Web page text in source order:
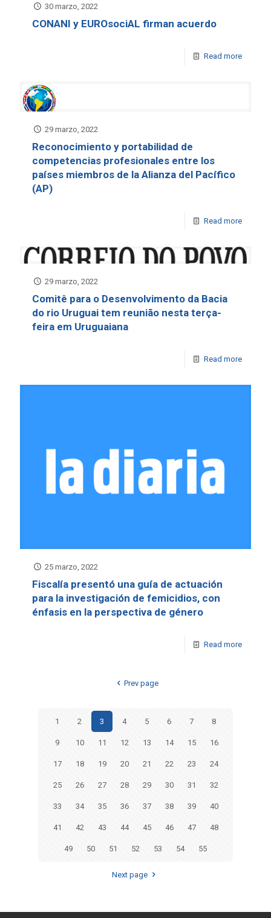
30 marzo, 2022
CONANI y EUROsociAL firman acuerdo
Read more
29 marzo, 2022
Reconocimiento y portabilidad de
competencias profesionales entre los
países miembros de la Alianza del Pacífico
(AP)
Read more
29 marzo, 2022
Comitê para o Desenvolvimento da Bacia
do rio Uruguai tem reunião nesta terça-
feira em Uruguaiana
Read more
25 marzo, 2022
Fiscalía presentó una guía de actuación
para la investigación de femicidios, con
énfasis en la perspectiva de género
Read more
Prev page
1 2 3 4 5 6 7 8
9 10 11 12 13 14 15 16
17 18 19 20 21 22 23 24
25 26 27 28 29 30 31 32
33 34 35 36 37 38 39 40
41 42 43 44 45 46 47 48
49 50 51 52 53 54 55
Next page